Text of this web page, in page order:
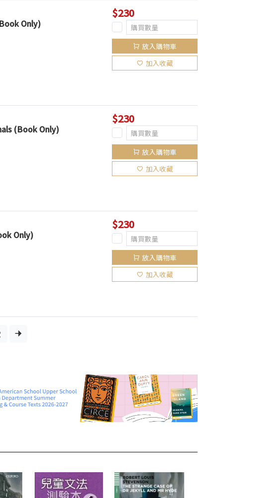
Only)
$230
放入購物車
加入收藏
(Book Only)
$230
放入購物車
加入收藏
Only)
$230
放入購物車
加入收藏